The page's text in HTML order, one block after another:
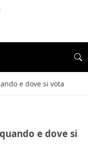
e dove si vota
e dove si